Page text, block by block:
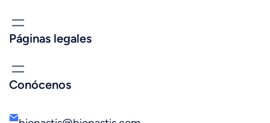
Páginas legales
Conócenos